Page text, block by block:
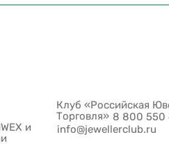
и
Клуб «Российская
Торговля» 8 800 550
info@jewellerclub.ru